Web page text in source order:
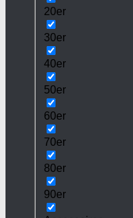
20er
30er
40er
50er
60er
70er
80er
90er